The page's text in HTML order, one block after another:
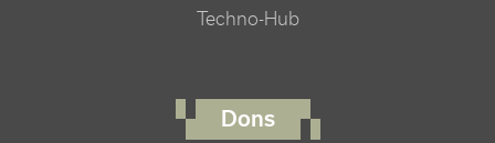
Techno-Hub
Dons